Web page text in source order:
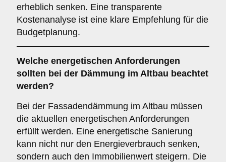
erheblich senken. Eine transparente
Kostenanalyse ist eine klare Empfehlung für die
Budgetplanung.
Welche energetischen Anforderungen
sollten bei der Dämmung im Altbau beachtet
werden?
Bei der Fassadendämmung im Altbau müssen
die aktuellen energetischen Anforderungen
erfüllt werden. Eine energetische Sanierung
kann nicht nur den Energieverbrauch senken,
sondern auch den Immobilienwert steigern. Die